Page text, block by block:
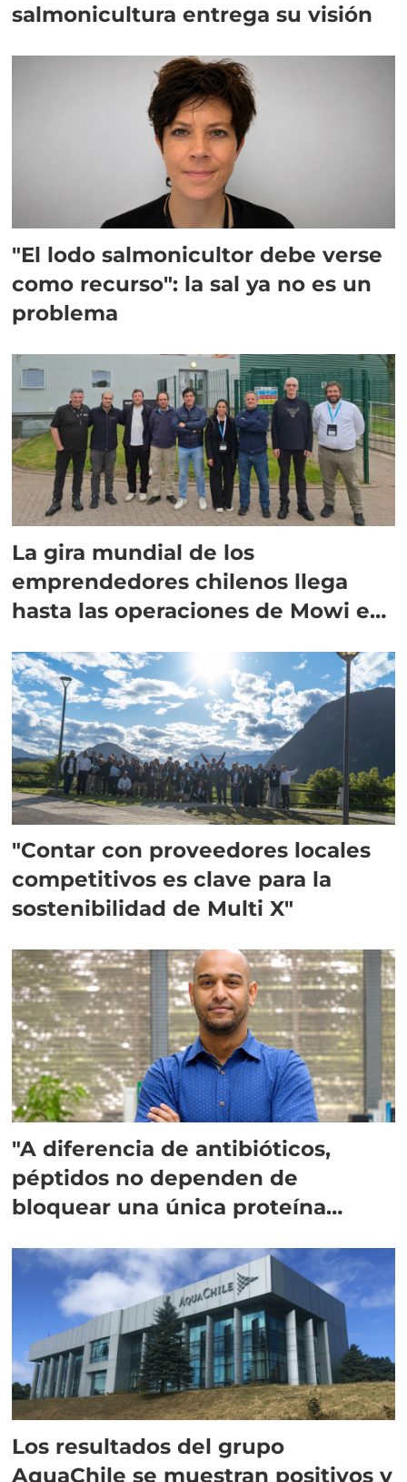
salmonicultura entrega su visión
"El lodo salmonicultor debe verse
como recurso": la sal ya no es un
problema
La gira mundial de los
emprendedores chilenos llega
hasta las operaciones de Mowi en
"Contar con proveedores locales
competitivos es clave para la
sostenibilidad de Multi X"
"A diferencia de antibióticos,
péptidos no dependen de
bloquear una única proteína
Los resultados del grupo
AquaChile se muestran positivos y